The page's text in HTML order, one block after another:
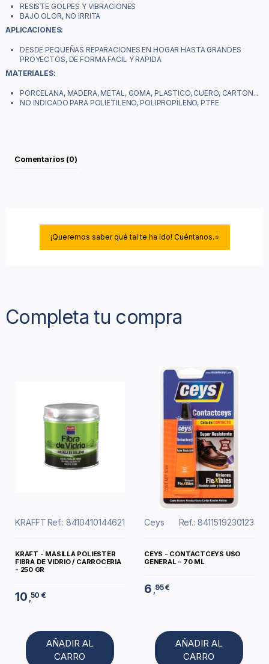
RESISTE GOLPES Y VIBRACIONES
BAJO OLOR, NO IRRITA
APLICACIONES:
DESDE PEQUEÑAS REPARACIONES EN HOGAR HASTA GRANDES
PROYECTOS, DE FORMA FACIL Y RAPIDA
MATERIALES:
PORCELANA, MADERA, METAL, GOMA, PLASTICO, CUERO, CARTON...
NO INDICADO PARA POLIETILENO, POLIPROPILENO, PTFE
Comentarios (0)
¡Queremos saber qué tal te ha ido! Cuéntanos.⭐
Completa tu compra
KRAFFT Ref.: 8410410144621
KRAFT - MASILLA POLIESTER
FIBRA DE VIDRIO / CARROCERIA
- 250 GR
10 ,50 €
AÑADIR AL
CARRO
Ceys Ref.: 8411519230123
CEYS - CONTACTCEYS USO
GENERAL - 70 ML
6 95 €
AÑADIR AL
CARRO